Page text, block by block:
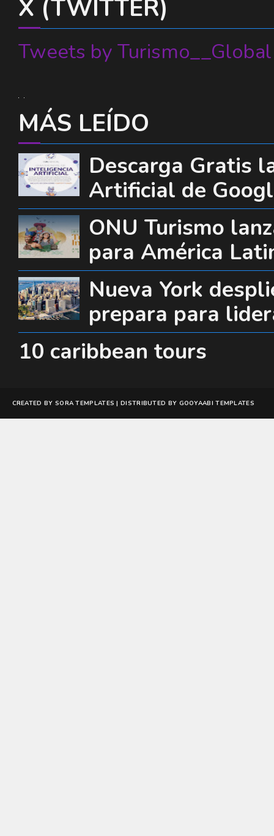
X (TWITTER)
Tweets by Turismo__Global
MÁS LEÍDO
Descarga Gratis
Artificial de
ONU Turismo
para América
Nueva York
prepara para
10 caribbean tours
CREATED BY SORA TEMPLATES | DISTRIBUTED BY GOOYAABI TEMPLATES